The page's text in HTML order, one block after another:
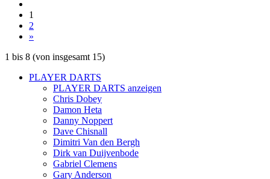
1
2
»
1 bis 8 (von insgesamt 15)
PLAYER DARTS
PLAYER DARTS anzeigen
Chris Dobey
Damon Heta
Danny Noppert
Dave Chisnall
Dimitri Van den Bergh
Dirk van Duijvenbode
Gabriel Clemens
Gary Anderson